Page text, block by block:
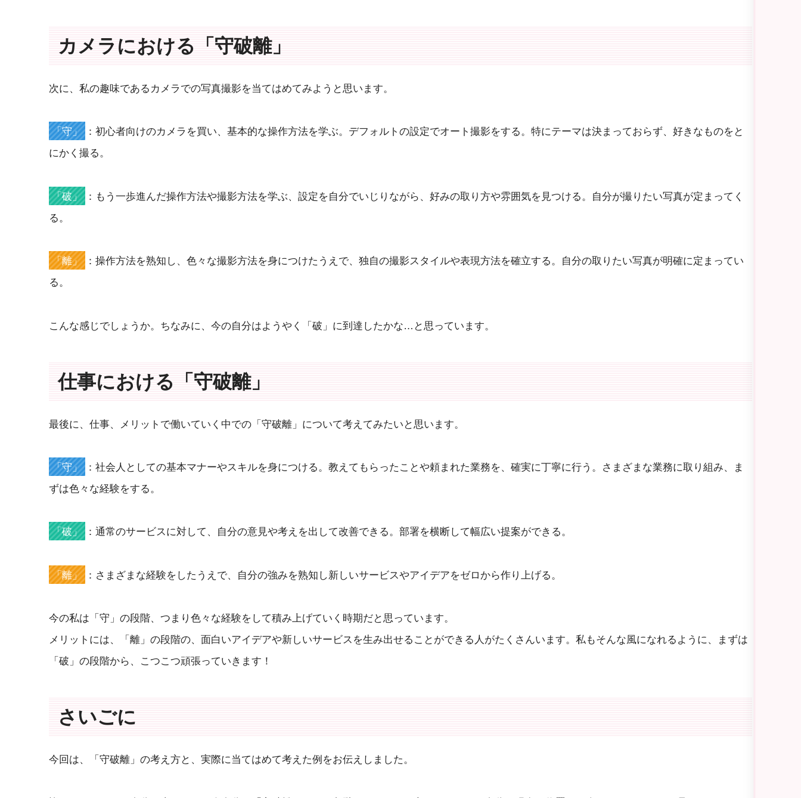
カメラにおける「守破離」
次に、私の趣味であるカメラでの写真撮影を当てはめてみようと思います。
「守」
：初心者向けのカメラを買い、基本的な操作方法を学ぶ。デフォルトの設定でオート撮影をする。特にテーマは決まっておらず、好きなものをと
にかく撮る。
「破」
：もう一歩進んだ操作方法や撮影方法を学ぶ、設定を自分でいじりながら、好みの取り方や雰囲気を見つける。自分が撮りたい写真が定まってく
る。
「離」
：操作方法を熟知し、色々な撮影方法を身につけたうえで、独自の撮影スタイルや表現方法を確立する。自分の取りたい写真が明確に定まってい
る。
こんな感じでしょうか。ちなみに、今の自分はようやく「破」に到達したかな…と思っています。
仕事における「守破離」
最後に、仕事、メリットで働いていく中での「守破離」について考えてみたいと思います。
「守」
：社会人としての基本マナーやスキルを身につける。教えてもらったことや頼まれた業務を、確実に丁寧に行う。さまざまな業務に取り組み、ま
ずは色々な経験をする。
「破」 ：通常のサービスに対して、自分の意見や考えを出して改善できる。部署を横断して幅広い提案ができる。
「離」 ：さまざまな経験をしたうえで、自分の強みを熟知し新しいサービスやアイデアをゼロから作り上げる。
今の私は「守」の段階、つまり色々な経験をして積み上げていく時期だと思っています。
メリットには、「離」の段階の、面白いアイデアや新しいサービスを生み出せることができる人がたくさんいます。私もそんな風になれるように、まずは
「破」の段階から、こつこつ頑張っていきます！
さいごに
今回は、「守破離」の考え方と、実際に当てはめて考えた例をお伝えしました。